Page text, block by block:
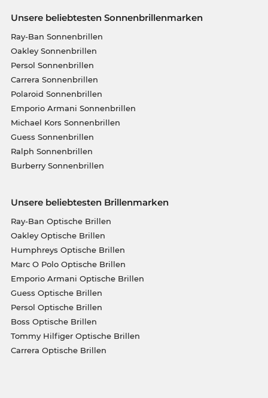
Unsere beliebtesten Sonnenbrillenmarken
Ray-Ban Sonnenbrillen
Oakley Sonnenbrillen
Persol Sonnenbrillen
Carrera Sonnenbrillen
Polaroid Sonnenbrillen
Emporio Armani Sonnenbrillen
Michael Kors Sonnenbrillen
Guess Sonnenbrillen
Ralph Sonnenbrillen
Burberry Sonnenbrillen
Unsere beliebtesten Brillenmarken
Ray-Ban Optische Brillen
Oakley Optische Brillen
Humphreys Optische Brillen
Marc O Polo Optische Brillen
Emporio Armani Optische Brillen
Guess Optische Brillen
Persol Optische Brillen
Boss Optische Brillen
Tommy Hilfiger Optische Brillen
Carrera Optische Brillen